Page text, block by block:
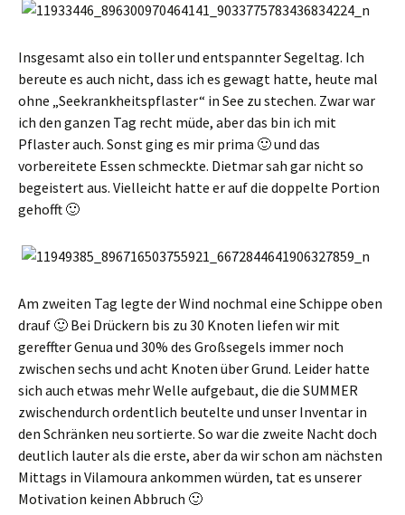
Insgesamt also ein toller und entspannter Segeltag. Ich
bereute es auch nicht, dass ich es gewagt hatte, heute mal
ohne „Seekrankheitspflaster“ in See zu stechen. Zwar war
ich den ganzen Tag recht müde, aber das bin ich mit
Pflaster auch. Sonst ging es mir prima 🙂 und das
vorbereitete Essen schmeckte. Dietmar sah gar nicht so
begeistert aus. Vielleicht hatte er auf die doppelte Portion
gehofft 🙂
Am zweiten Tag legte der Wind nochmal eine Schippe oben
drauf 🙂 Bei Drückern bis zu 30 Knoten liefen wir mit
gereffter Genua und 30% des Großsegels immer noch
zwischen sechs und acht Knoten über Grund. Leider hatte
sich auch etwas mehr Welle aufgebaut, die die SUMMER
zwischendurch ordentlich beutelte und unser Inventar in
den Schränken neu sortierte. So war die zweite Nacht doch
deutlich lauter als die erste, aber da wir schon am nächsten
Mittags in Vilamoura ankommen würden, tat es unserer
Motivation keinen Abbruch 🙂